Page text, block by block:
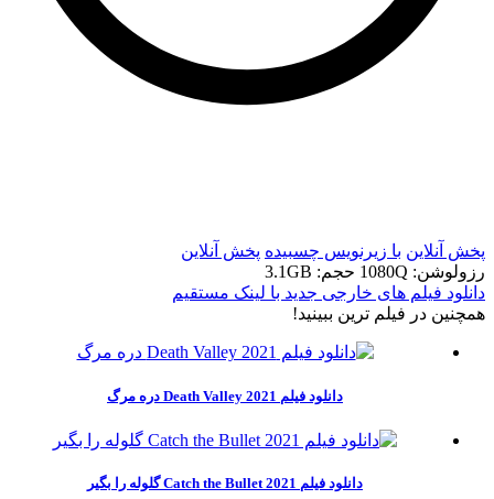
پخش آنلاین با زیرنویس چسبیده پخش آنلاین
رزولوشن: 1080Q
حجم: 3.1GB
دانلود فیلم های خارجی جدید با لینک مستقیم
همچنين در فيلم ترين ببينيد!
دانلود فیلم Death Valley 2021 دره مرگ
دانلود فیلم Catch the Bullet 2021 گلوله را بگیر